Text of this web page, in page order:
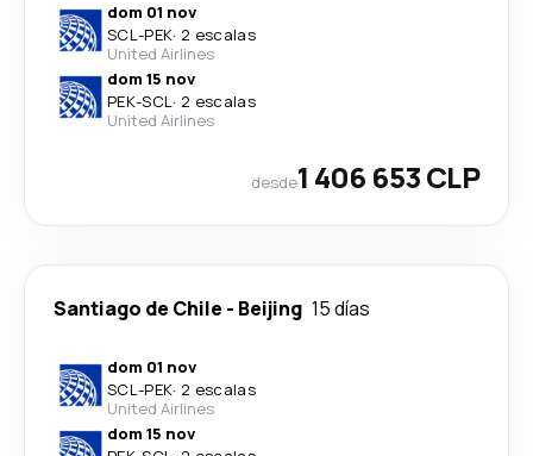
dom 01 nov
SCL-PEK· 2 escalas
United Airlines
dom 15 nov
PEK-SCL· 2 escalas
United Airlines
desde1 406 653 CLP
Santiago de Chile - Beijing 15 días
dom 01 nov
SCL-PEK· 2 escalas
United Airlines
dom 15 nov